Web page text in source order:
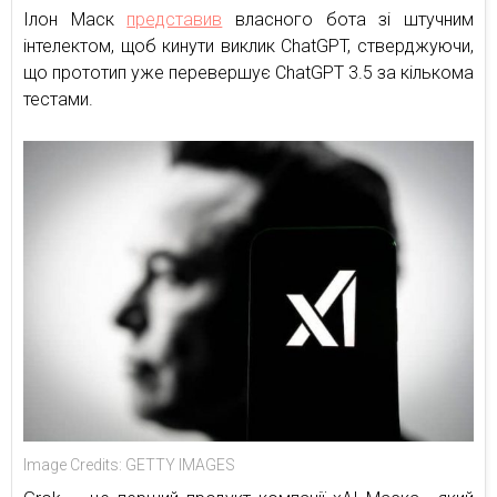
Ілон Маск представив власного бота зі штучним
інтелектом, щоб кинути виклик ChatGPT, стверджуючи,
що прототип уже перевершує ChatGPT 3.5 за кількома
тестами.
Image Credits: GETTY IMAGES